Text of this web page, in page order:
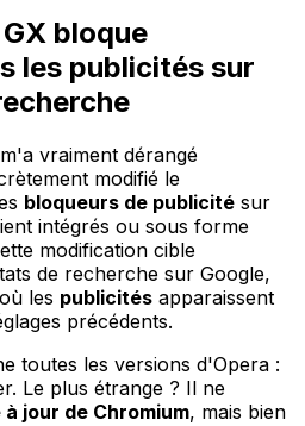
bloque
les publicités sur
vraiment dérangé
modifié le
bloqueurs de publicité sur
intégrés ou sous forme
modification cible
de recherche sur Google,
les publicités apparaissent
précédents.
toutes les versions d'Opera :
Le plus étrange ? Il ne
à jour de Chromium, mais bien